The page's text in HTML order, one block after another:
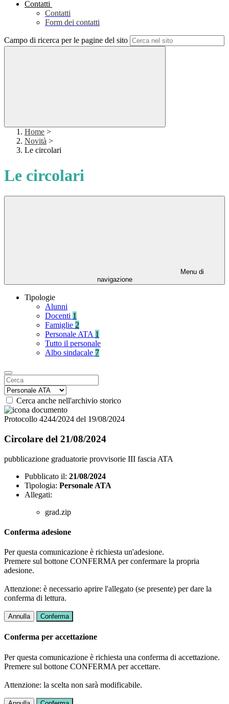
Contatti
Contatti
Form dei contatti
Campo di ricerca per le pagine del sito
Home >
Novità >
Le circolari
Le circolari
Menu di
navigazione
Tipologie
Alunni
Docenti 1
Famiglie 2
Personale ATA 1
Tutto il personale
Albo sindacale 7
Cerca anche nell'archivio storico
Protocollo 4244/2024 del 19/08/2024
Circolare del 21/08/2024
pubblicazione graduatorie provvisorie III fascia ATA
Pubblicato il: 21/08/2024
Tipologia: Personale ATA
Allegati:
grad.zip
Conferma adesione
Per questa comunicazione è richiesta un'adesione.
Premere sul bottone CONFERMA per confermare la propria
adesione.
Attenzione: è necessario aprire l'allegato (se presente) per dare la
conferma di lettura.
Annulla Conferma
Conferma per accettazione
Per questa comunicazione è richiesta una conferma di accettazione.
Premere sul bottone CONFERMA per accettare.
Attenzione: la scelta non sarà modificabile.